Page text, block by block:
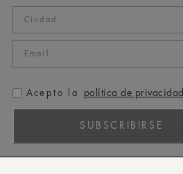
Acepto la política de privacidad
SUBSCRIBIRSE